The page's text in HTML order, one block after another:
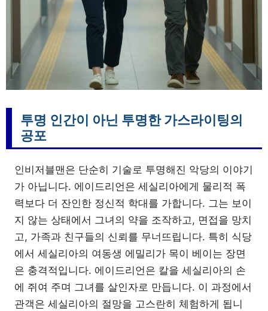
투명 인간이 아닌 투명한 가스라이팅의
공포
인비저블맨은 단순히 기술로 투명해진 악당의 이야기
가 아닙니다. 에이드리언은 세실리아에게 물리적 폭
력보다 더 잔인한 정신적 학대를 가합니다. 그는 보이
지 않는 상태에서 그녀의 약을 조작하고, 면접을 망치
고, 가족과 친구들의 신뢰를 무너뜨립니다. 특히 식당
에서 세실리아의 여동생 에밀리가 목이 베이는 장면
은 충격적입니다. 에이드리언은 칼을 세실리아의 손
에 쥐여 주며 그녀를 살인자로 만듭니다. 이 과정에서
관객은 세실리아의 절망을 고스란히 체험하게 됩니